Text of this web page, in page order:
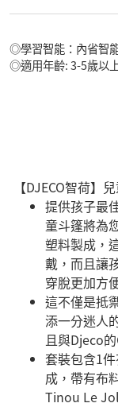
◎學習智能：內省智
◎適用年齡: 3-5歲以
【DJECO智荷】
提供孩子最
童斗篷將為
塑料製成，
戴，而且讓
穿脫更加方
這不僅是抵
添一分迷人
且與Djeco
套裝包含1
成，帶有布
Tinou Le